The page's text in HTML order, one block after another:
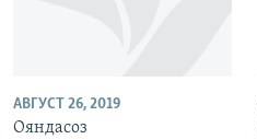
АВГУСТ 26, 2019
Ояндасоз